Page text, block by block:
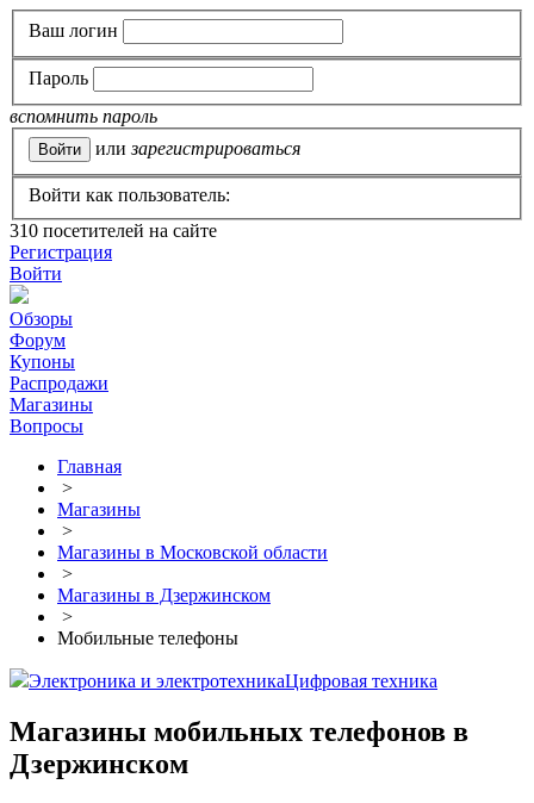
Ваш логин
Пароль
вспомнить пароль
или зарегистрироваться
Войти как пользователь:
310 посетителей на сайте
Регистрация
Войти
Обзоры
Форум
Купоны
Распродажи
Магазины
Вопросы
Главная
>
Магазины
>
Магазины в Московской области
>
Магазины в Дзержинском
>
Мобильные телефоны
Электроника и электротехникаЦифровая техника
Магазины мобильных телефонов в
Дзержинском